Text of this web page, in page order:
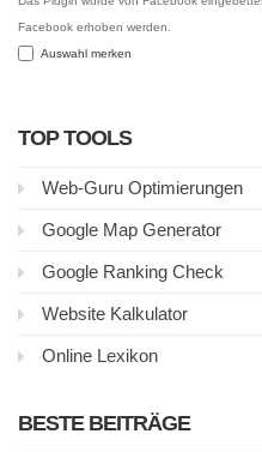
Facebook erhoben werden.
Auswahl merken
TOP TOOLS
Web-Guru Optimierungen
Google Map Generator
Google Ranking Check
Website Kalkulator
Online Lexikon
BESTE BEITRÄGE